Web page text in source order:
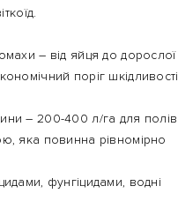
– від яйця до дорослої
поріг шкідливості
– 200-400 л/га для полів
яка повинна рівномірно
фунгіцидами, водні